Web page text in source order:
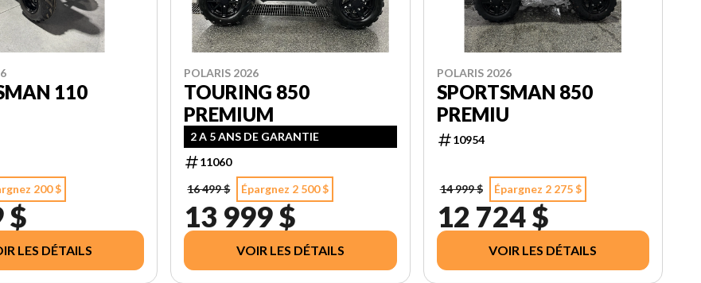
110
200 $
$
LES DÉTAILS
POLARIS 2026
TOURING 850
PREMIUM
2 A 5 ANS DE GARANTIE
11060
16 499 $
Épargnez 2 500 $
13 999 $
VOIR LES DÉTAILS
POLARIS 2026
SPORTSMAN 850
PREMIU
10954
14 999 $ Épargnez 2 275 $
12 724 $
VOIR LES DÉTAILS